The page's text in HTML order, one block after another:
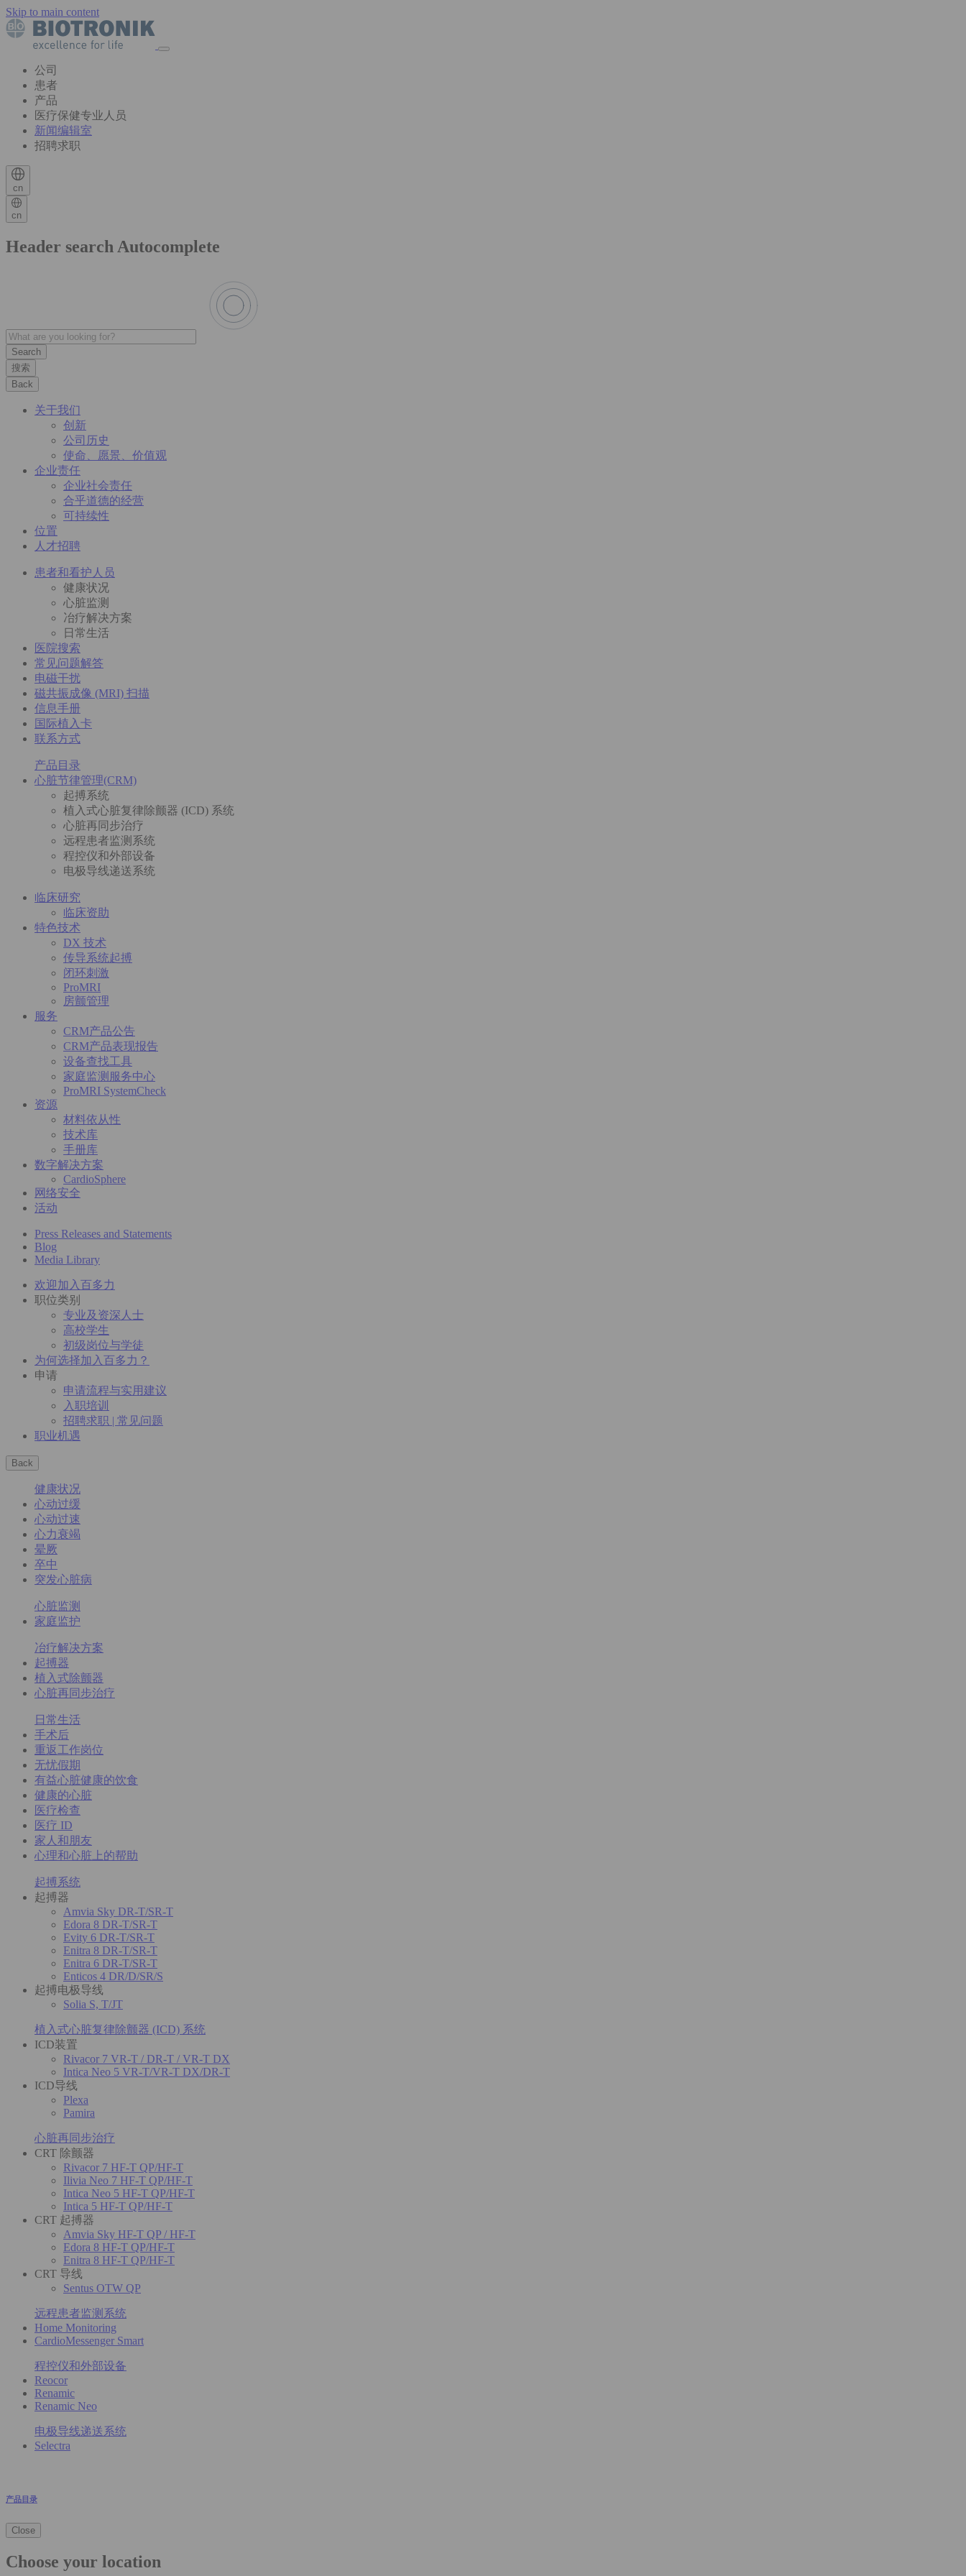
Skip to main content
公司
患者
产品
医疗保健专业人员
新闻编辑室
招聘求职
cn
cn
Header search Autocomplete
搜索
Back
关于我们
创新
公司历史
使命、愿景、价值观
企业责任
企业社会责任
合乎道德的经营
可持续性
位置
人才招聘
患者和看护人员
健康状况
心脏监测
冶疗解决方案
日常生活
医院搜索
常见问题解答
电磁干扰
磁共振成像 (MRI) 扫描
信息手册
国际植入卡
联系方式
产品目录
心脏节律管理(CRM)
起搏系统
植入式心脏复律除颤器 (ICD) 系统
心脏再同步治疗
远程患者监测系统
程控仪和外部设备
电极导线递送系统
临床研究
临床资助
特色技术
DX 技术
传导系统起搏
闭环刺激
ProMRI
房颤管理
服务
CRM产品公告
CRM产品表现报告
设备查找工具
家庭监测服务中心
ProMRI SystemCheck
资源
材料依从性
技术库
手册库
数字解决方案
CardioSphere
网络安全
活动
Press Releases and Statements
Blog
Media Library
欢迎加入百多力
职位类别
专业及资深人士
高校学生
初级岗位与学徒
为何选择加入百多力？
申请
申请流程与实用建议
入职培训
招聘求职 | 常见问题
职业机遇
Back
健康状况
心动过缓
心动过速
心力衰竭
晕厥
卒中
突发心脏病
心脏监测
家庭监护
冶疗解决方案
起搏器
植入式除颤器
心脏再同步治疗
日常生活
手术后
重返工作岗位
无忧假期
有益心脏健康的饮食
健康的心脏
医疗检查
医疗 ID
家人和朋友
心理和心脏上的帮助
起搏系统
起搏器
Amvia Sky DR-T/SR-T
Edora 8 DR-T/SR-T
Evity 6 DR-T/SR-T
Enitra 8 DR-T/SR-T
Enitra 6 DR-T/SR-T
Enticos 4 DR/D/SR/S
起搏电极导线
Solia S, T/JT
植入式心脏复律除颤器 (ICD) 系统
ICD装置
Rivacor 7 VR-T / DR-T / VR-T DX
Intica Neo 5 VR-T/VR-T DX/DR-T
ICD导线
Plexa
Pamira
心脏再同步治疗
CRT 除颤器
Rivacor 7 HF-T QP/HF-T
Ilivia Neo 7 HF-T QP/HF-T
Intica Neo 5 HF-T QP/HF-T
Intica 5 HF-T QP/HF-T
CRT 起搏器
Amvia Sky HF-T QP / HF-T
Edora 8 HF-T QP/HF-T
Enitra 8 HF-T QP/HF-T
CRT 导线
Sentus OTW QP
远程患者监测系统
Home Monitoring
CardioMessenger Smart
程控仪和外部设备
Reocor
Renamic
Renamic Neo
电极导线递送系统
Selectra
产品目录
Close
Choose your location